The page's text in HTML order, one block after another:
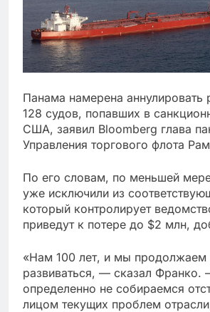
Панама намерена аннулировать
128 судов, попавших в
США, заявил Bloomberg глава
Управления торгового флота
По его словам, по меньшей
уже исключили из
который контролирует
приведут к потере до $2 млн,
«Нам 100 лет, и мы продолжаем
развиваться, — сказал
определенно не собираемся
лицом текущих проблем